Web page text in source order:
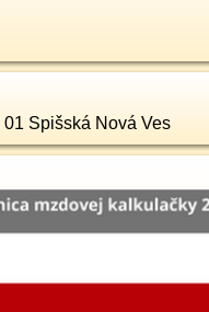
01 Spišská Nová Ves